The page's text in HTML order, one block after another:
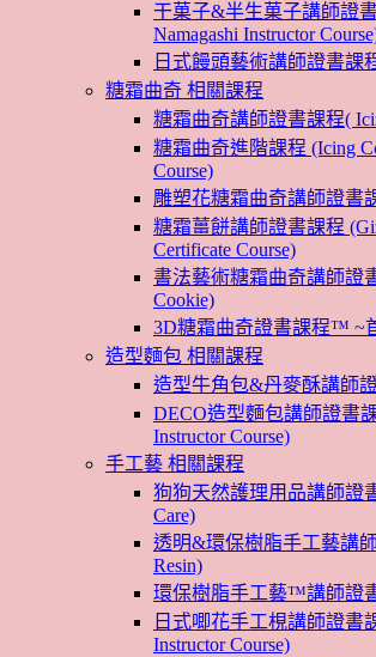
干菓子&半生菓子講師證
Namagashi Instructor
日式饅頭藝術講師證書課
糖霜曲奇 相關課程
糖霜曲奇講師證書課程(
糖霜曲奇進階課程 (Icing
Course)
雕塑花糖霜曲奇講師證書
糖霜薑餅講師證書課程
Certificate Course)
書法藝術糖霜曲奇講師證
Cookie)
3D糖霜曲奇證書課程™ ~
造型麵包 相關課程
造型牛角包&丹麥酥講師
DECO造型麵包講師證書
Instructor Course)
手工藝 相關課程
狗狗天然護理用品講師證
Care)
透明&環保樹脂手工藝講
Resin)
環保樹脂手工藝™講師證
日式唧花手工梘講師證書
Instructor Course)